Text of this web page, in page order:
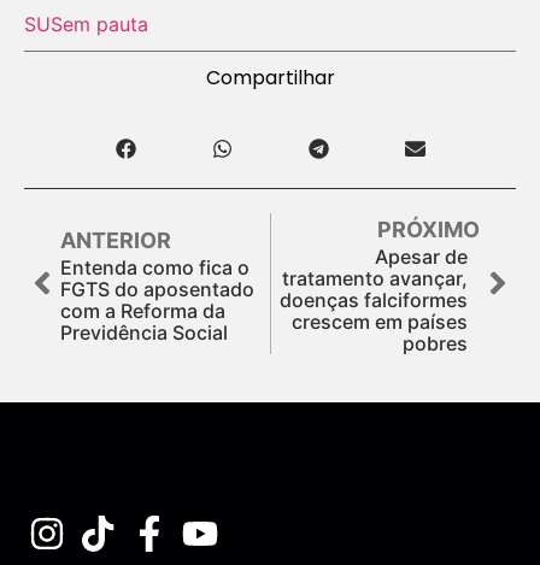
SUSem pauta
Compartilhar
ANTERIOR
Entenda como fica o
FGTS do aposentado
com a Reforma da
Previdência Social
PRÓXIMO
Apesar de
tratamento avançar,
doenças falciformes
crescem em países
pobres